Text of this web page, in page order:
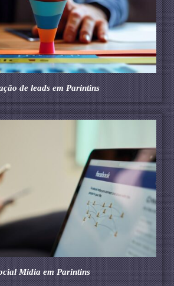
de leads em Parintins
Midia em Parintins